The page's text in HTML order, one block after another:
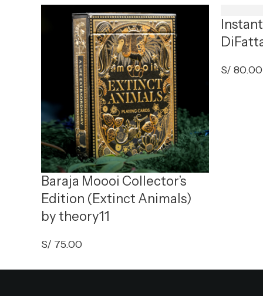
Baraja Moooi Collector’s
Edition (Extinct Animals)
by theory11
S/ 75.00
S/ 80.00